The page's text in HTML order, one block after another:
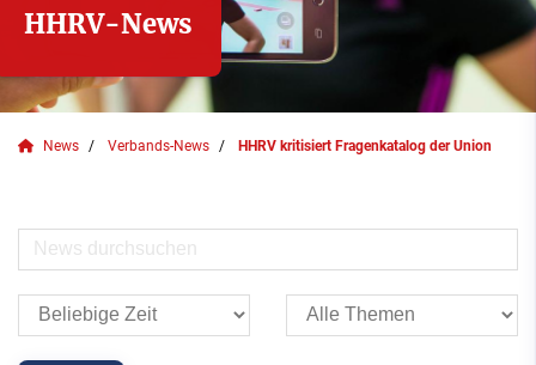
HHRV-News
News Verbands-News HHRV kritisiert Fragenkatalog der Union